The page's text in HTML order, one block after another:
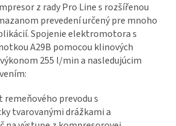
z rady Pro Line s rozšířenou
prevedení určený pre mnoho
Spojenie elektromotora s
A29B pomocou klinových
255 l/min a nasledujúcim
prevodu s
tvarovanými drážkami a